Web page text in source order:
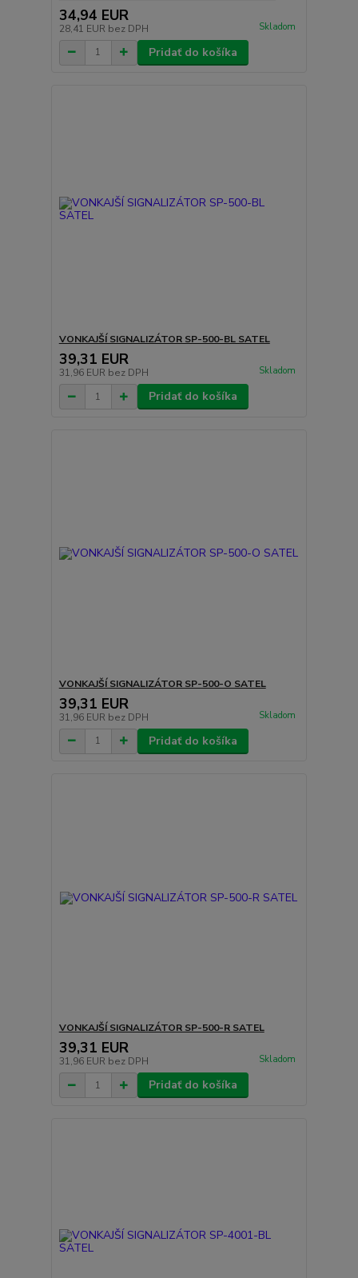
34,94 EUR
28,41 EUR bez DPH Skladom
Pridať do košíka
VONKAJŠÍ SIGNALIZÁTOR SP-500-BL SATEL
39,31 EUR
31,96 EUR bez DPH Skladom
Pridať do košíka
VONKAJŠÍ SIGNALIZÁTOR SP-500-O SATEL
39,31 EUR
31,96 EUR bez DPH Skladom
Pridať do košíka
VONKAJŠÍ SIGNALIZÁTOR SP-500-R SATEL
39,31 EUR
31,96 EUR bez DPH Skladom
Pridať do košíka